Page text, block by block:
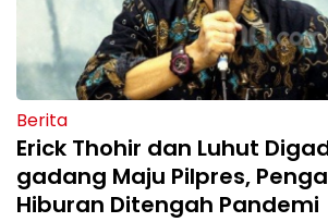
Berita
Erick Thohir dan Luhut
gadang Maju Pilpres,
Hiburan Ditengah Pandemi